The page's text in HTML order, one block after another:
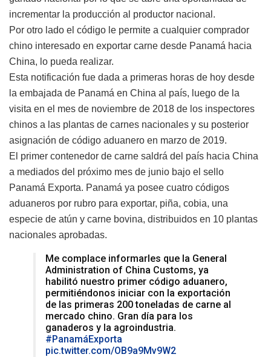
incrementar la producción al productor nacional.
Por otro lado el código le permite a cualquier comprador
chino interesado en exportar carne desde Panamá hacia
China, lo pueda realizar.
Esta notificación fue dada a primeras horas de hoy desde
la embajada de Panamá en China al país, luego de la
visita en el mes de noviembre de 2018 de los inspectores
chinos a las plantas de carnes nacionales y su posterior
asignación de código aduanero en marzo de 2019.
El primer contenedor de carne saldrá del país hacia China
a mediados del próximo mes de junio bajo el sello
Panamá Exporta. Panamá ya posee cuatro códigos
aduaneros por rubro para exportar, piña, cobia, una
especie de atún y carne bovina, distribuidos en 10 plantas
nacionales aprobadas.
Me complace informarles que la General
Administration of China Customs, ya
habilitó nuestro primer código aduanero,
permitiéndonos iniciar con la exportación
de las primeras 200 toneladas de carne al
mercado chino. Gran día para los
ganaderos y la agroindustria.
#PanamáExporta
pic.twitter.com/OB9a9Mv9W2